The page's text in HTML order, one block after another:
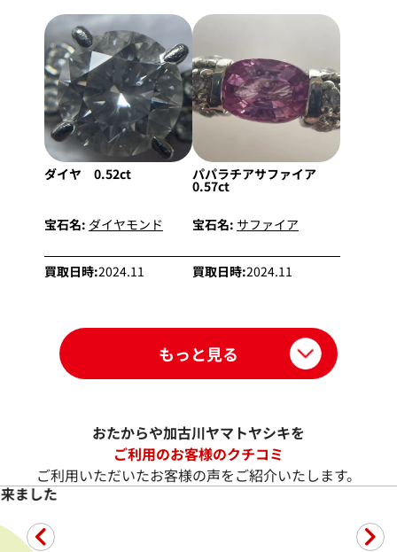
ダイヤ 0.52ct
宝石名: ダイヤモンド
買取日時:2024.11
パパラチアサファイア
0.57ct
宝石名: サファイア
買取日時:2024.11
もっと見る
おたからや加古川ヤマトヤシキを
ご利用のお客様のクチコミ
ご利用いただいたお客様の声をご紹介いたします。
もらえ助かりました